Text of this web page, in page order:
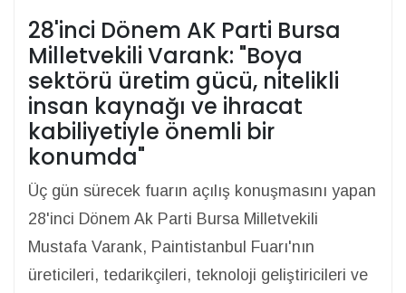
28'inci Dönem AK Parti Bursa
Milletvekili Varank: "Boya
sektörü üretim gücü, nitelikli
insan kaynağı ve ihracat
kabiliyetiyle önemli bir
konumda"
Üç gün sürecek fuarın açılış konuşmasını yapan
28'inci Dönem Ak Parti Bursa Milletvekili
Mustafa Varank, Paintistanbul Fuarı'nın
üreticileri, tedarikçileri, teknoloji geliştiricileri ve